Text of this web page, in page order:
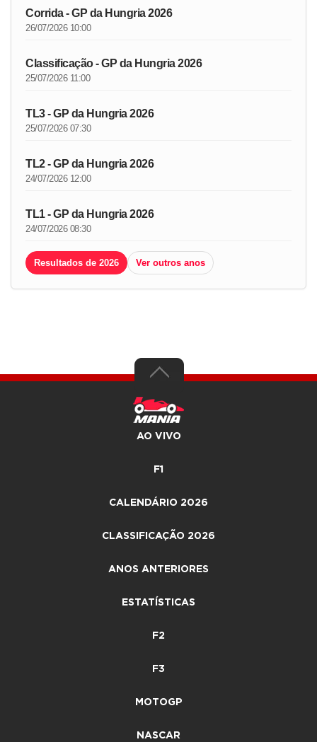
Corrida - GP da Hungria 2026
26/07/2026 10:00
Classificação - GP da Hungria 2026
25/07/2026 11:00
TL3 - GP da Hungria 2026
25/07/2026 07:30
TL2 - GP da Hungria 2026
24/07/2026 12:00
TL1 - GP da Hungria 2026
24/07/2026 08:30
Resultados de 2026 Ver outros anos
AO VIVO
F1
CALENDÁRIO 2026
CLASSIFICAÇÃO 2026
ANOS ANTERIORES
ESTATÍSTICAS
F2
F3
MOTOGP
NASCAR